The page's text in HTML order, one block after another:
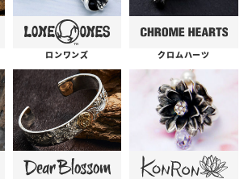
ロンワンズ クロムハーツ